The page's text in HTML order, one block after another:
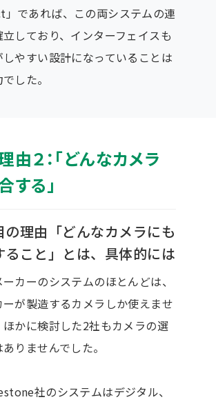
」であれば、この両システムの連
しており、インターフェイスも
やすい設計になっていることは
した。
由２：「どんなカメラ
する」
の理由「どんなカメラにも
ること」とは、具体的には
カーのシステムのほとんどは、
ーが製造するカメラしか使えませ
かに検討した2社もカメラの選
りませんでした。
社のシステムはデジタル、